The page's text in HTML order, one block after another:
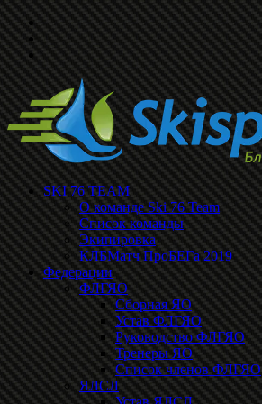
SKI 76 TEAM
О команде Ski 76 Team
Список команды
Экипировка
КЛБМатч ПроБЕГа 2019
Федерации
ФЛГЯО
Сборная ЯО
Устав ФЛГЯО
Руководство ФЛГЯО
Тренеры ЯО
Список членов ФЛГЯО
ЯЛСЛ